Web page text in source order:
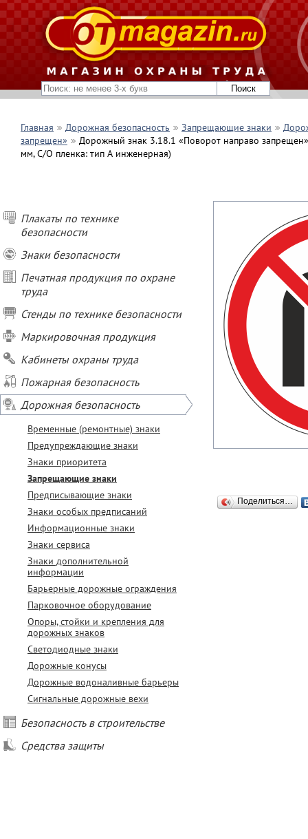
Главная Дорожная безопасность Запрещающие знаки
запрещен»
Дорожный знак 3.18.1 «Поворот направо
мм, С/О пленка: тип А инженерная)
Плакаты по технике
безопасности
Знаки безопасности
Печатная продукция по охране
труда
Стенды по технике безопасности
Маркировочная продукция
Кабинеты охраны труда
Пожарная безопасность
Дорожная безопасность
Временные (ремонтные) знаки
Предупреждающие знаки
Знаки приоритета
Запрещающие знаки
Предписывающие знаки
Знаки особых предписаний
Информационные знаки
Знаки сервиса
Знаки дополнительной
информации
Барьерные дорожные ограждения
Парковочное оборудование
Опоры, стойки и крепления для
дорожных знаков
Светодиодные знаки
Дорожные конусы
Дорожные водоналивные барьеры
Сигнальные дорожные вехи
Безопасность в строительстве
Средства защиты
Поделиться…